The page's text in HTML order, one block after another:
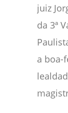
juiz
da 3ª
a boa-